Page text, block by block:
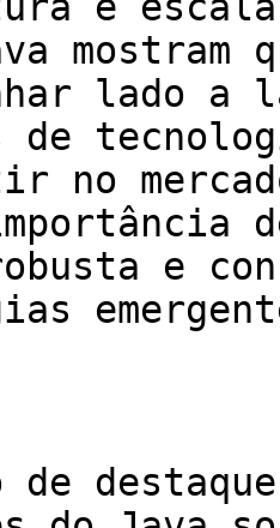
mostram
lado a
no
e
de